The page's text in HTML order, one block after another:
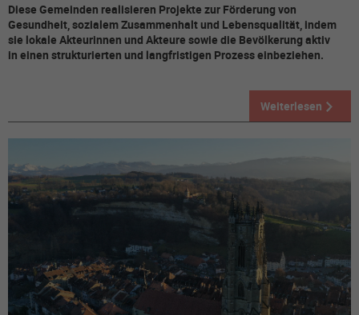
Diese Gemeinden realisieren Projekte zur Förderung von
Gesundheit, sozialem Zusammenhalt und Lebensqualität, indem
sie lokale Akteurinnen und Akteure sowie die Bevölkerung aktiv
in einen strukturierten und langfristigen Prozess einbeziehen.
Weiterlesen